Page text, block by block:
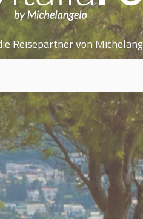
Reisepartner von